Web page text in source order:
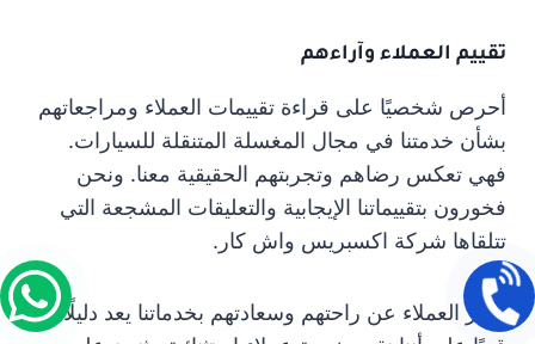
تقييم العملاء وآراءهم
أحرص شخصيًا على قراءة تقييمات العملاء ومراجعاتهم
بشأن خدمتنا في مجال المغسلة المتنقلة للسيارات.
فهي تعكس رضاهم وتجربتهم الحقيقية معنا. ونحن
فخورون بتقييماتنا الإيجابية والتعليقات المشجعة التي
تتلقاها شركة اكسبريس واش كار.
تعبير العملاء عن راحتهم وسعادتهم بخدماتنا يعد دليلًا